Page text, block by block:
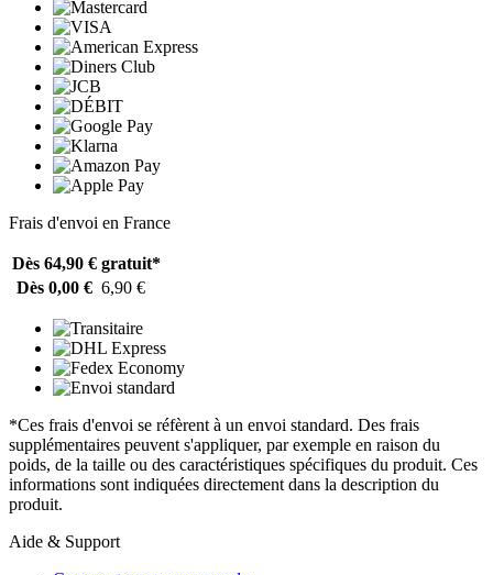
Frais d'envoi en France
Dès 64,90 € gratuit*
Dès 0,00 € 6,90 €
*Ces frais d'envoi se réfèrent à un envoi standard. Des frais
supplémentaires peuvent s'appliquer, par exemple en raison du
poids, de la taille ou des caractéristiques spécifiques du produit. Ces
informations sont indiquées directement dans la description du
produit.
Aide & Support